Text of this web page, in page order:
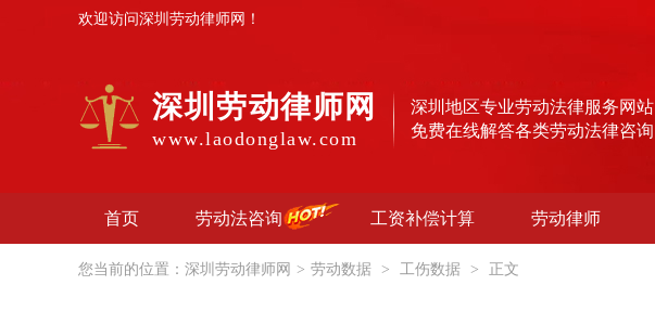
欢迎访问深圳劳动律师网！
深圳劳动律师网
www.laodonglaw.com
深圳地区专业劳动法律服务网站
免费在线解答各类劳动法律咨询
首页 劳动法咨询 工资补偿计算 劳动律师
您当前的位置： 深圳劳动律师网 > 劳动数据 > 工伤数据 > 正文